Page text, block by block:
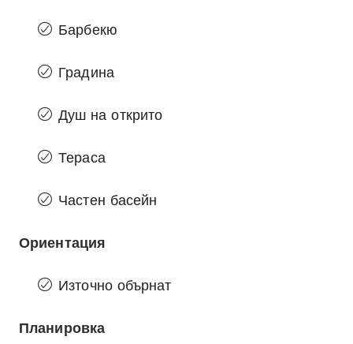
Барбекю
Градина
Душ на открито
Тераса
Частен басейн
Ориентация
Източно обърнат
Планировка